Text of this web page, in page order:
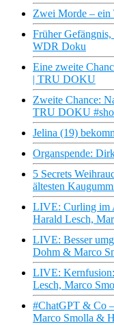
Zwei Morde – ein
Früher
WDR Doku
Eine zweite
| TRU DOKU
Zweite Chance:
TRU DOKU
Jelina (19)
Organspende:
5 Secrets
ältesten
LIVE: Curling im
Harald Lesch,
LIVE: Besser
Dohm & Marco
LIVE: Kernfusion:
Lesch, Marco
#ChatGPT & Co
Marco Smolla &